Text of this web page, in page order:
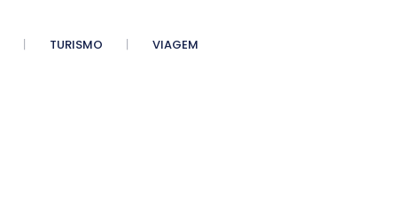
TURISMO VIAGEM